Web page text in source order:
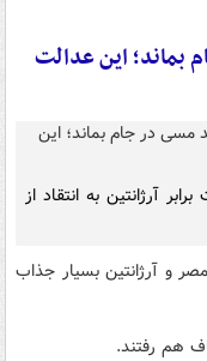
این عدالت
آرژانتین به انتقاد از
و آرژانتین بسیار جذاب
هم رفتند.